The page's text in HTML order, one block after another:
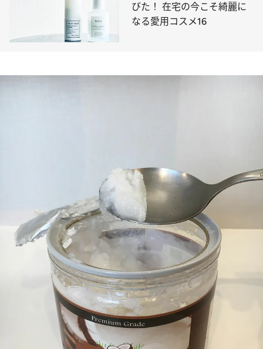
びた！ 在宅の今こそ綺麗に
なる愛用コスメ16